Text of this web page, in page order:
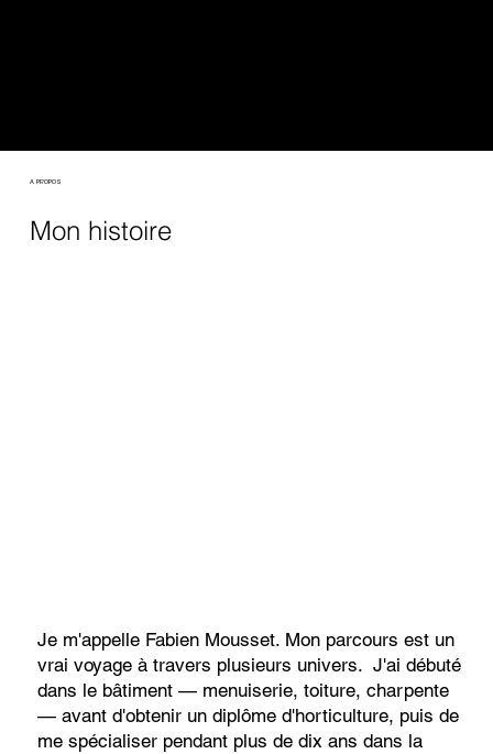
A PROPOS
Mon histoire
Je m'appelle Fabien Mousset. Mon parcours est un
vrai voyage à travers plusieurs univers. J'ai débuté
dans le bâtiment — menuiserie, toiture, charpente
— avant d'obtenir un diplôme d'horticulture, puis de
me spécialiser pendant plus de dix ans dans la